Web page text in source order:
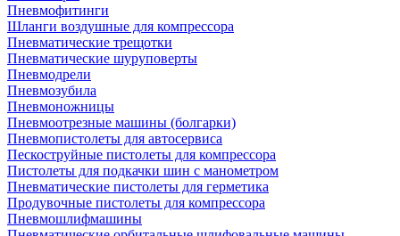
Пневмофитинги
Шланги воздушные для компрессора
Пневматические трещотки
Пневматические шуруповерты
Пневмодрели
Пневмозубила
Пневмоножницы
Пневмоотрезные машины (болгарки)
Пневмопистолеты для автосервиса
Пескоструйные пистолеты для компрессора
Пистолеты для подкачки шин с манометром
Пневматические пистолеты для герметика
Продувочные пистолеты для компрессора
Пневмошлифмашины